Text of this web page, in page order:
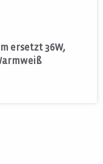
ersetzt 36W,